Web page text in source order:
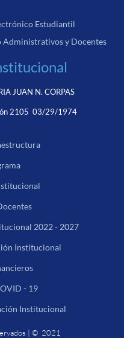
Estudiantil
Administrativos y Docentes
JUAN N. CORPAS
2105 03/29/1974
2022 - 2027
Institucional
- 19
Institucional
| © 2021